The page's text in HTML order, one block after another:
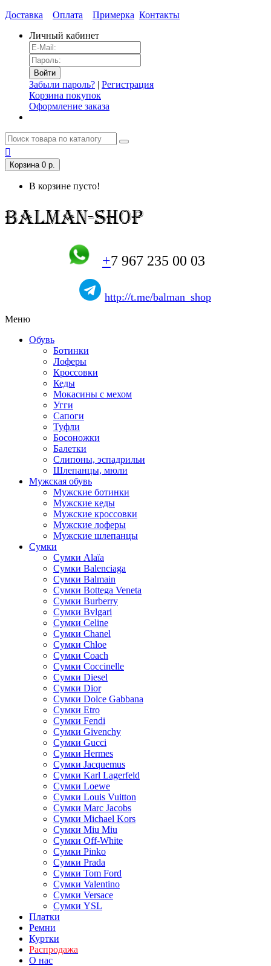
Доставка Оплата Примерка Контакты
Личный кабинет
Забыли пароль? | Регистрация
Корзина покупок
Оформление заказа
Корзина 0 р.
В корзине пусто!
+7 967 235 00 03
http://t.me/balman_shop
Меню
Обувь
Ботинки
Лоферы
Кроссовки
Кеды
Мокасины с мехом
Угги
Сапоги
Туфли
Босоножки
Балетки
Слипоны, эспадрильи
Шлепанцы, мюли
Мужская обувь
Мужские ботинки
Мужские кеды
Мужские кроссовки
Мужские лоферы
Мужские шлепанцы
Сумки
Cумки Alaïa
Сумки Balenciaga
Сумки Balmain
Сумки Bottega Veneta
Сумки Burberry
Сумки Bvlgari
Сумки Celine
Сумки Chanel
Сумки Chloe
Сумки Coach
Сумки Coccinelle
Сумки Diesel
Сумки Dior
Сумки Dolce Gabbana
Сумки Etro
Сумки Fendi
Сумки Givenchy
Сумки Gucci
Сумки Hermes
Сумки Jacquemus
Сумки Karl Lagerfeld
Сумки Loewe
Сумки Louis Vuitton
Сумки Marc Jacobs
Сумки Michael Kors
Сумки Miu Miu
Сумки Off-White
Сумки Pinko
Сумки Prada
Сумки Tom Ford
Cумки Valentino
Сумки Versace
Сумки YSL
Платки
Ремни
Куртки
Распродажа
О нас